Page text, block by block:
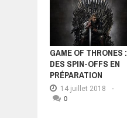
GAME OF THRONES :
DES SPIN-OFFS EN
PRÉPARATION
14 juillet 2018
-
0